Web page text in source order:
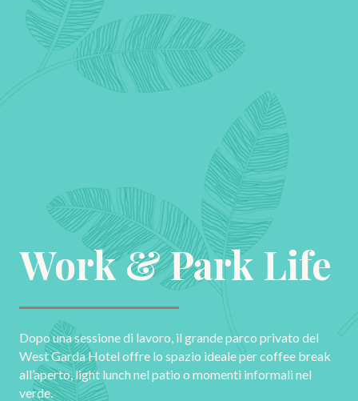
Work & Park Life
Dopo una sessione di lavoro, il grande parco privato del
West Garda Hotel offre lo spazio ideale per coffee break
all’aperto, light lunch nel patio o momenti informali nel
verde.